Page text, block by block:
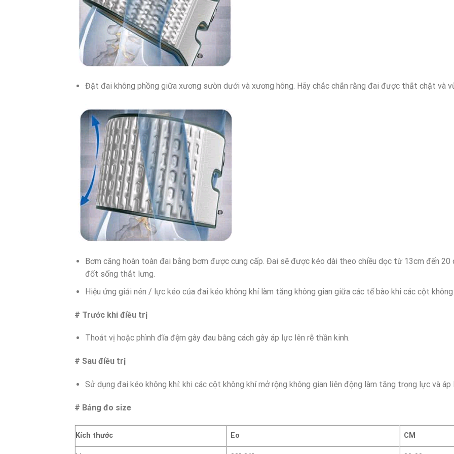
Đặt đai không phồng giữa xương sườn dưới và xương hông. Hãy chắc chắn rằng đai được thắt chặt và
Bơm căng hoàn toàn đai bằng bơm được cung cấp. Đai sẽ được kéo dài theo chiều dọc từ 13cm đến
đốt sống thắt lưng.
Hiệu ứng giải nén / lực kéo của đai kéo không khí làm tăng không gian giữa các tế bào khi các cột không
# Trước khi điều trị
Thoát vị hoặc phình đĩa đệm gây đau bằng cách gây áp lực lên rễ thần kinh.
# Sau điều trị
Sử dụng đai kéo không khí: khi các cột không khí mở rộng không gian liên động làm tăng trọng lực và
# Bảng đo size
Kích thước Eo CM